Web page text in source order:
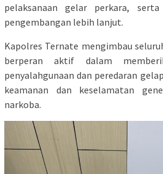
pelaksanaan gelar perkara,
pengembangan lebih lanjut.
Kapolres Ternate mengimbau
berperan aktif dalam
penyalahgunaan dan peredaran
keamanan dan keselamatan
narkoba.